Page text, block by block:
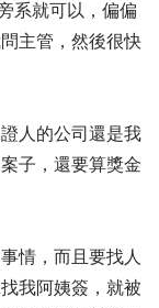
系就可以，偏偏
主管，然後很快
人的公司還是我
子，還要算獎金
情，而且要找人
我阿姨簽，就被